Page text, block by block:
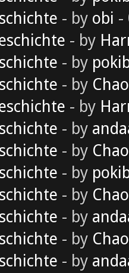
- by obi -
- by
- by
- by
- by
- by
- by
- by
- by
- by
- by
- by